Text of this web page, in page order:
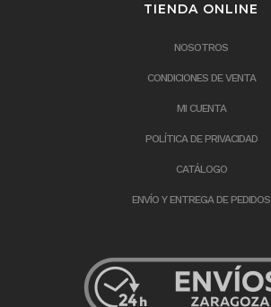
TIENDA ONLINE
NOSOTROS
CONDICIONES DE VENTA
MI CUENTA
POLÍTICA DE PRIVACIDAD
CATÁLOGO
ENVÍO Y ENTREGA DE PEDIDOS